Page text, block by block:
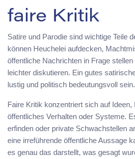
faire Kritik
Satire und Parodie sind wichtige Teile
können Heuchelei aufdecken,
öffentliche Nachrichten in Frage
leichter diskutieren. Ein gutes
lustig und politisch bedeutungsvoll sein.
Faire Kritik konzentriert sich auf Ideen,
öffentliches Verhalten oder Systeme.
erfinden oder private Schwachstellen
eine irreführende öffentliche Aussage
es genau das darstellt, was gesagt